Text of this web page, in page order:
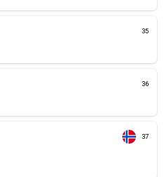
35
36
37